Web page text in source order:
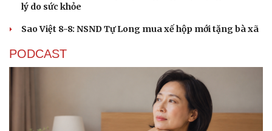
lý do sức khỏe
Sao Việt 8-8: NSND Tự Long mua xế hộp mới tặng bà xã
PODCAST